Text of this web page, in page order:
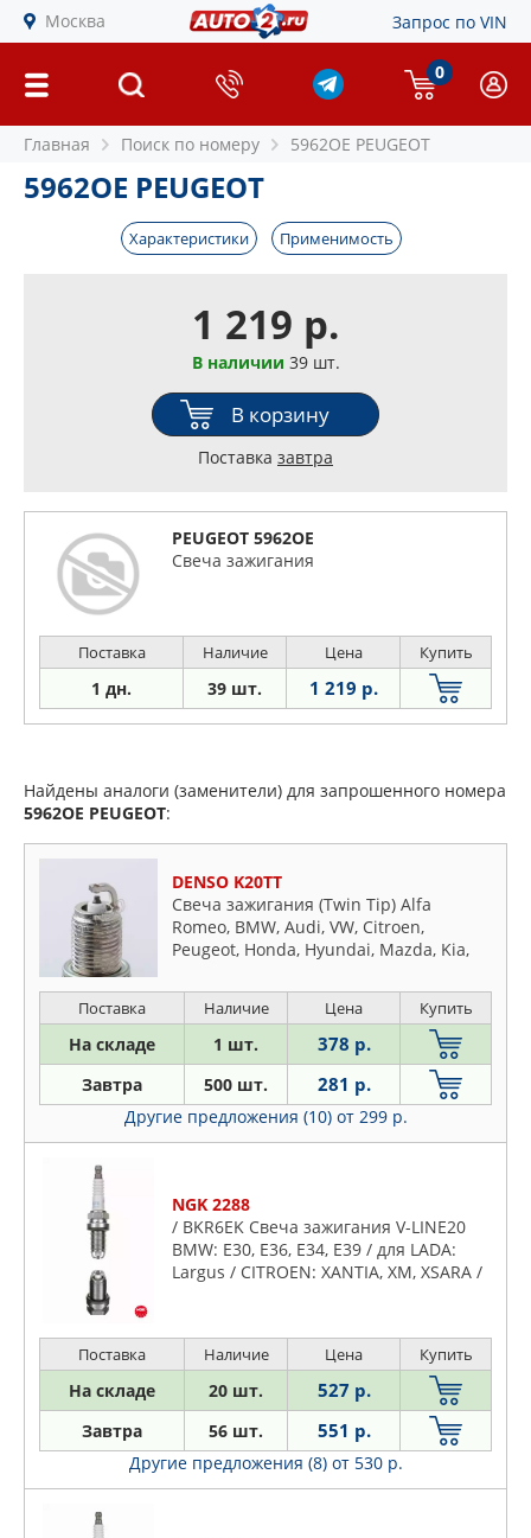
Москва Запрос по VIN
0
Главная Поиск по номеру 5962OE PEUGEOT
5962OE PEUGEOT
Характеристики Применимость
1 219 р.
В наличии 39 шт.
В корзину
Поставка завтра
PEUGEOT 5962OE
Свеча зажигания
Поставка Наличие Цена Купить
1 дн. 39 шт. 1 219 р.
Найдены аналоги (заменители) для запрошенного номера
5962OE PEUGEOT:
DENSO K20TT
Свеча зажигания (Twin Tip) Alfa
Romeo, BMW, Audi, VW, Citroen,
Peugeot, Honda, Hyundai, Mazda, Kia,
Subaru, Toyota, Opel, Fiat, Ford, Rover,
Saab, Suzuki, Volvo
Поставка Наличие Цена Купить
На складе 1 шт. 378 р.
Завтра 500 шт. 281 р.
Другие предложения (10) от 299 р.
NGK 2288
/ BKR6EK Свеча зажигания V-LINE20
BMW: E30, E36, E34, E39 / для LADA:
Largus / CITROEN: XANTIA, XM, XSARA /
Поставка Наличие Цена Купить
На складе 20 шт. 527 р.
Завтра 56 шт. 551 р.
Другие предложения (8) от 530 р.